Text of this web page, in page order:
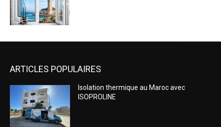
ARTICLES POPULAIRES
Isolation thermique au Maroc avec
ISOPROLINE